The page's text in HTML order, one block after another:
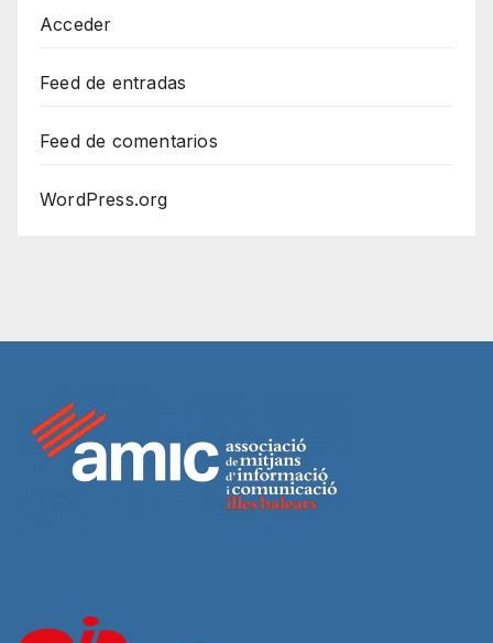
Acceder
Feed de entradas
Feed de comentarios
WordPress.org